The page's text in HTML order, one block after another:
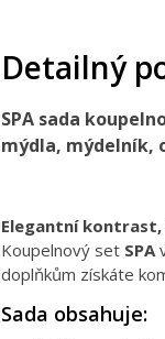
Detailný
SPA sada
mýdla, mýdelník,
Elegantní
Koupelnový set SPA
doplňkům získáte
Sada obsahuje: